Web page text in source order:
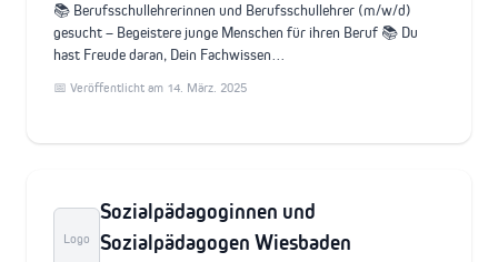
📚 Berufsschullehrerinnen und Berufsschullehrer (m/w/d)
gesucht – Begeistere junge Menschen für ihren Beruf 📚 Du
hast Freude daran, Dein Fachwissen…
📅 Veröffentlicht am 14. März. 2025
Logo
Sozialpädagoginnen und
Sozialpädagogen Wiesbaden